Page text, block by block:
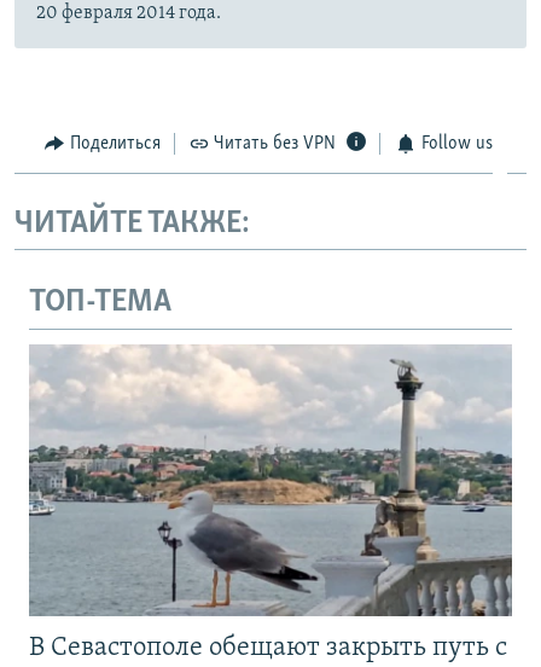
20 февраля 2014 года.
Поделиться Читать без VPN Follow us
ЧИТАЙТЕ ТАКЖЕ:
ТОП-ТЕМА
В Севастополе обещают закрыть путь с